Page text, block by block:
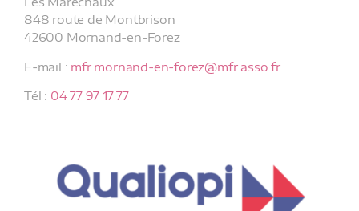
848 route de Montbrison
42600 Mornand-en-Forez
E-mail : mfr.mornand-en-forez@mfr.asso.fr
Tél : 04 77 97 17 77